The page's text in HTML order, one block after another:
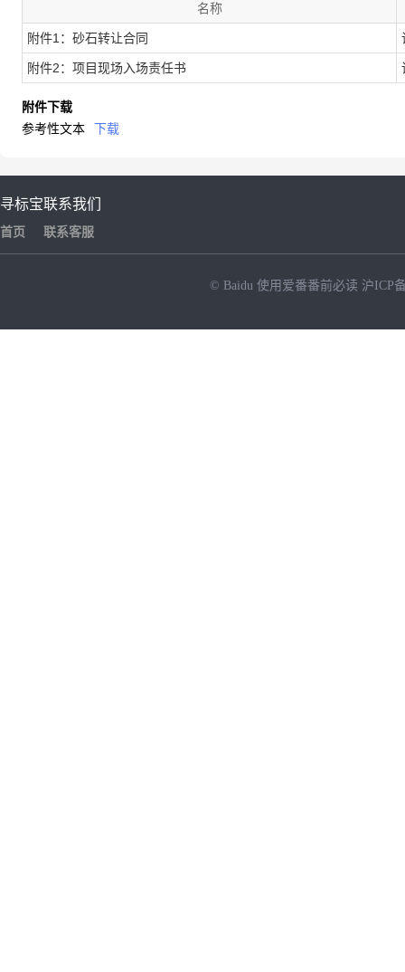
名称
附件1：砂石转让合同
附件2：项目现场入场责任书
附件下载
参考性文本
下载
寻标宝
首页
联系我们
联系客服
© Baidu 使用爱番番前必读 沪ICP